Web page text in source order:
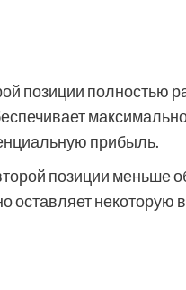
позиции полностью
прибыль.
позиции меньше
оставляет